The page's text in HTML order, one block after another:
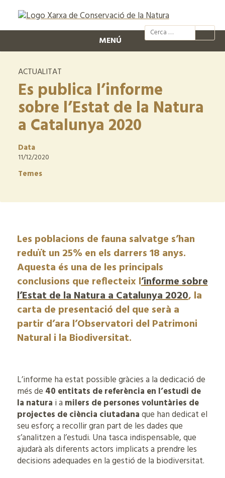
@xcn.cat
MENÚ
ACTUALITAT
Es publica l’informe
sobre l’Estat de la Natura
a Catalunya 2020
Data
11/12/2020
Temes
Les poblacions de fauna salvatge s’han
reduït un 25% en els darrers 18 anys.
Aquesta és una de les principals
conclusions que reflecteix l’informe sobre
l’Estat de la Natura a Catalunya 2020, la
carta de presentació del que serà a
partir d’ara l’Observatori del Patrimoni
Natural i la Biodiversitat.
L’informe ha estat possible gràcies a la dedicació de
més de 40 entitats de referència en l’estudi de
la natura i a milers de persones voluntàries de
projectes de ciència ciutadanaque han dedicat el
seu esforç a recollir gran part de les dades que
s’analitzen a l’estudi. Una tasca indispensable, que
ajudarà als diferents actors implicats a prendre les
decisions adequades en la gestió de la biodiversitat.